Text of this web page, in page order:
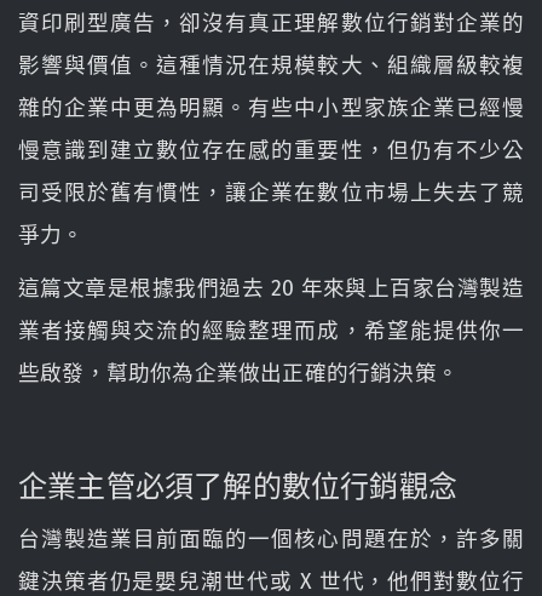
資印刷型廣告，卻沒有真正理解數位行銷對企業的
影響與價值。這種情況在規模較大、組織層級較複
雜的企業中更為明顯。有些中小型家族企業已經慢
慢意識到建立數位存在感的重要性，但仍有不少公
司受限於舊有慣性，讓企業在數位市場上失去了競
爭力。
這篇文章是根據我們過去 20 年來與上百家台灣製造
業者接觸與交流的經驗整理而成，希望能提供你一
些啟發，幫助你為企業做出正確的行銷決策。
企業主管必須了解的數位行銷觀念
台灣製造業目前面臨的一個核心問題在於，許多關
鍵決策者仍是嬰兒潮世代或 X 世代，他們對數位行